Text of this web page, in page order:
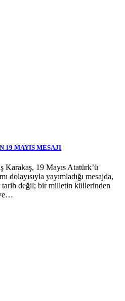
19 MAYIS MESAJI
Karakaş, 19 Mayıs Atatürk’ü
dolayısıyla yayımladığı mesajda,
tarih değil; bir milletin küllerinden